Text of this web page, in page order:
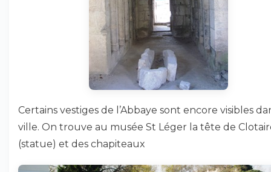
Certains vestiges de l’Abbaye sont encore visibles
ville. On trouve au musée St Léger la tête de
(statue) et des chapiteaux